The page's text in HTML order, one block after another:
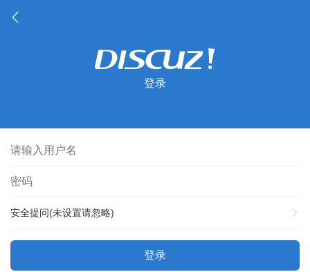
登录
安全提问(未设置请忽略)
登录